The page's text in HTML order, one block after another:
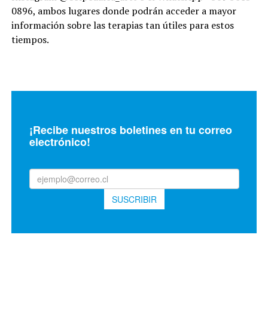
0896, ambos lugares donde podrán acceder a mayor
información sobre las terapias tan útiles para estos
tiempos.